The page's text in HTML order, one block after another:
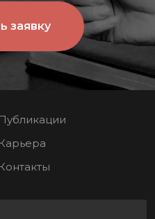
заявку
Публикации
Карьера
Контакты